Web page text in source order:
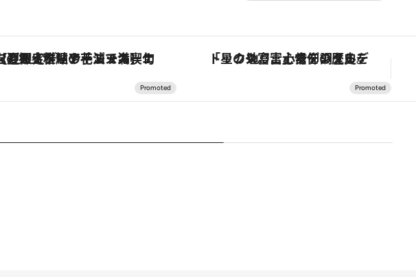
【夏限定ディナーコース】旬を迎える稚鮎や花ズッキーニなどをイタリア・トスカーナの郷土料理の手法で満喫！ 「星のや富士」でデジタルデトックス。冨士信仰の歴史を辿り、心身を調える。